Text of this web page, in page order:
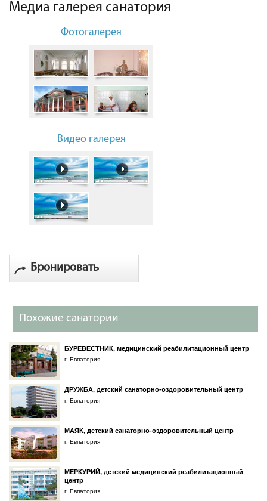
Медиа галерея санатория
Фотогалерея
Видео галерея
Бронировать
Похожие санатории
БУРЕВЕСТНИК, медицинский реабилитационный центр
г. Евпатория
ДРУЖБА, детский санаторно-оздоровительный центр
г. Евпатория
МАЯК, детский санаторно-оздоровительный центр
г. Евпатория
МЕРКУРИЙ, детский медицинский реабилитационный
центр
г. Евпатория